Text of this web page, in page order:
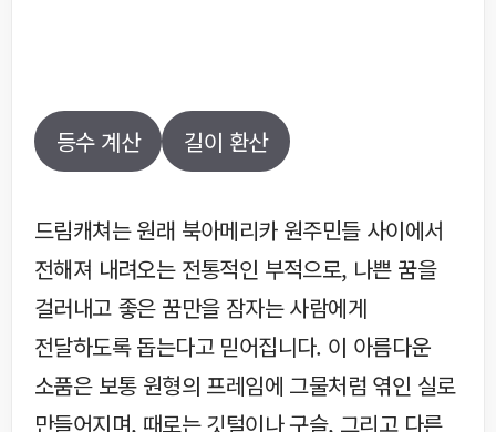
등수 계산 길이 환산
드림캐쳐는 원래 북아메리카 원주민들 사이에서
전해져 내려오는 전통적인 부적으로, 나쁜 꿈을
걸러내고 좋은 꿈만을 잠자는 사람에게
전달하도록 돕는다고 믿어집니다. 이 아름다운
소품은 보통 원형의 프레임에 그물처럼 엮인 실로
만들어지며, 때로는 깃털이나 구슬, 그리고 다른